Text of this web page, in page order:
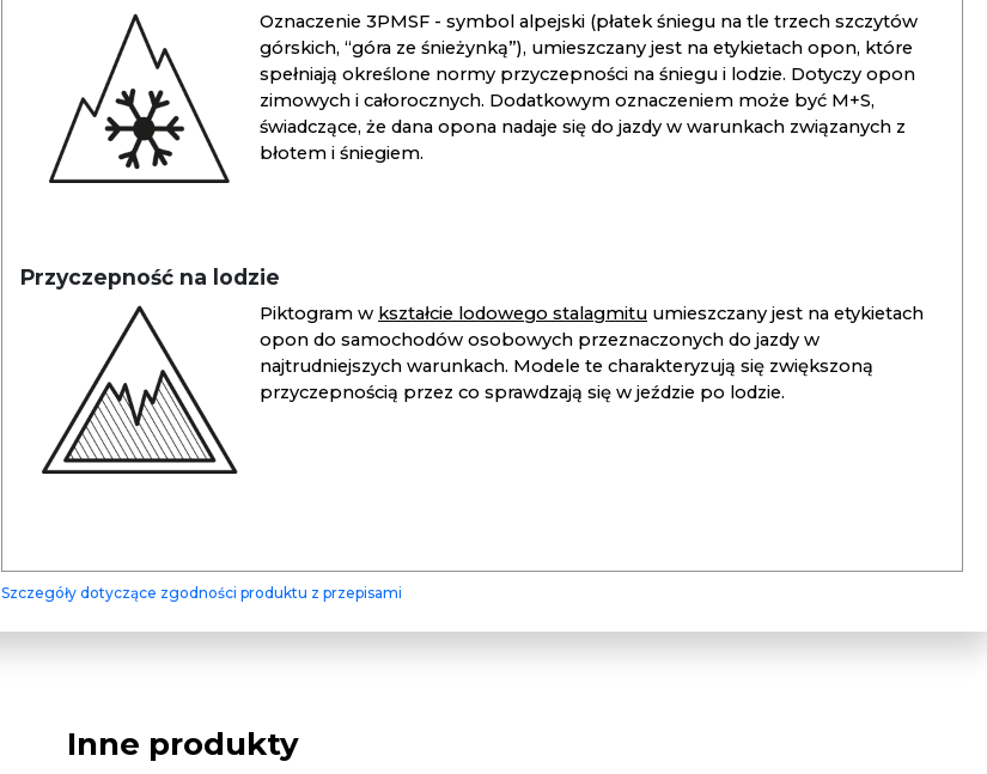
Oznaczenie 3PMSF - symbol alpejski (płatek śniegu na tle trzech szczytów
górskich, “góra ze śnieżynką”), umieszczany jest na etykietach opon, które
spełniają określone normy przyczepności na śniegu i lodzie. Dotyczy opon
zimowych i całorocznych. Dodatkowym oznaczeniem może być M+S,
świadczące, że dana opona nadaje się do jazdy w warunkach związanych z
błotem i śniegiem.
Przyczepność na lodzie
Piktogram w kształcie lodowego stalagmitu umieszczany jest na etykietach
opon do samochodów osobowych przeznaczonych do jazdy w
najtrudniejszych warunkach. Modele te charakteryzują się zwiększoną
przyczepnością przez co sprawdzają się w jeździe po lodzie.
Szczegóły dotyczące zgodności produktu z przepisami
Inne produkty